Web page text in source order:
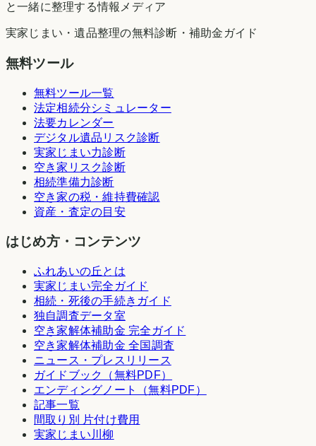
と一緒に整理する情報メディア
実家じまい・遺品整理の無料診断・補助金ガイド
無料ツール
無料ツール一覧
法定相続分シミュレーター
法要カレンダー
デジタル遺品リスク診断
実家じまい力診断
空き家リスク診断
相続準備力診断
空き家の税・維持費確認
資産・査定の目安
はじめ方・コンテンツ
ふれあいの丘とは
実家じまい完全ガイド
相続・死後の手続きガイド
独自調査データ室
空き家解体補助金 完全ガイド
空き家解体補助金 全国調査
ニュース・プレスリリース
ガイドブック（無料PDF）
エンディングノート（無料PDF）
記事一覧
間取り別 片付け費用
実家じまい川柳